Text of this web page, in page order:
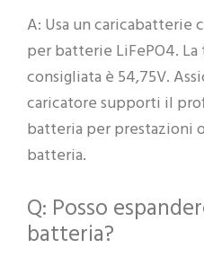
A: Usa un
per batterie LiFePO4.
consigliata è 54,75V.
caricatore supporti il
batteria per prestazioni
batteria.
Q: Posso
batteria?